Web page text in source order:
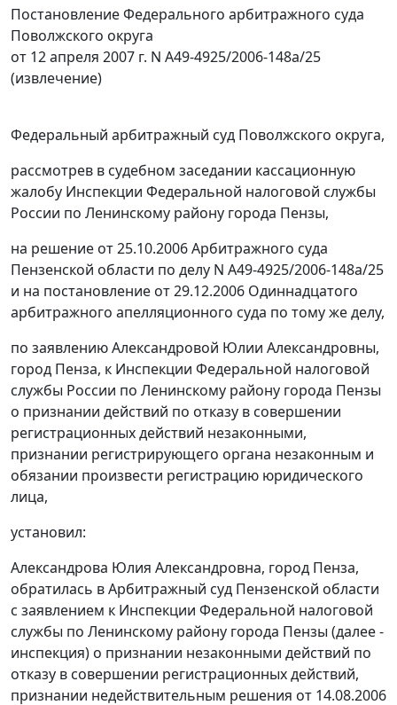
Постановление Федерального арбитражного суда
Поволжского округа
от 12 апреля 2007 г. N А49-4925/2006-148а/25
(извлечение)
Федеральный арбитражный суд Поволжского округа,
рассмотрев в судебном заседании кассационную
жалобу Инспекции Федеральной налоговой службы
России по Ленинскому району города Пензы,
на решение от 25.10.2006 Арбитражного суда
Пензенской области по делу N А49-4925/2006-148а/25
и на постановление от 29.12.2006 Одиннадцатого
арбитражного апелляционного суда по тому же делу,
по заявлению Александровой Юлии Александровны,
город Пенза, к Инспекции Федеральной налоговой
службы России по Ленинскому району города Пензы
о признании действий по отказу в совершении
регистрационных действий незаконными,
признании регистрирующего органа незаконным и
обязании произвести регистрацию юридического
лица,
установил:
Александрова Юлия Александровна, город Пенза,
обратилась в Арбитражный суд Пензенской области
с заявлением к Инспекции Федеральной налоговой
службы по Ленинскому району города Пензы (далее -
инспекция) о признании незаконными действий по
отказу в совершении регистрационных действий,
признании недействительным решения от 14.08.2006